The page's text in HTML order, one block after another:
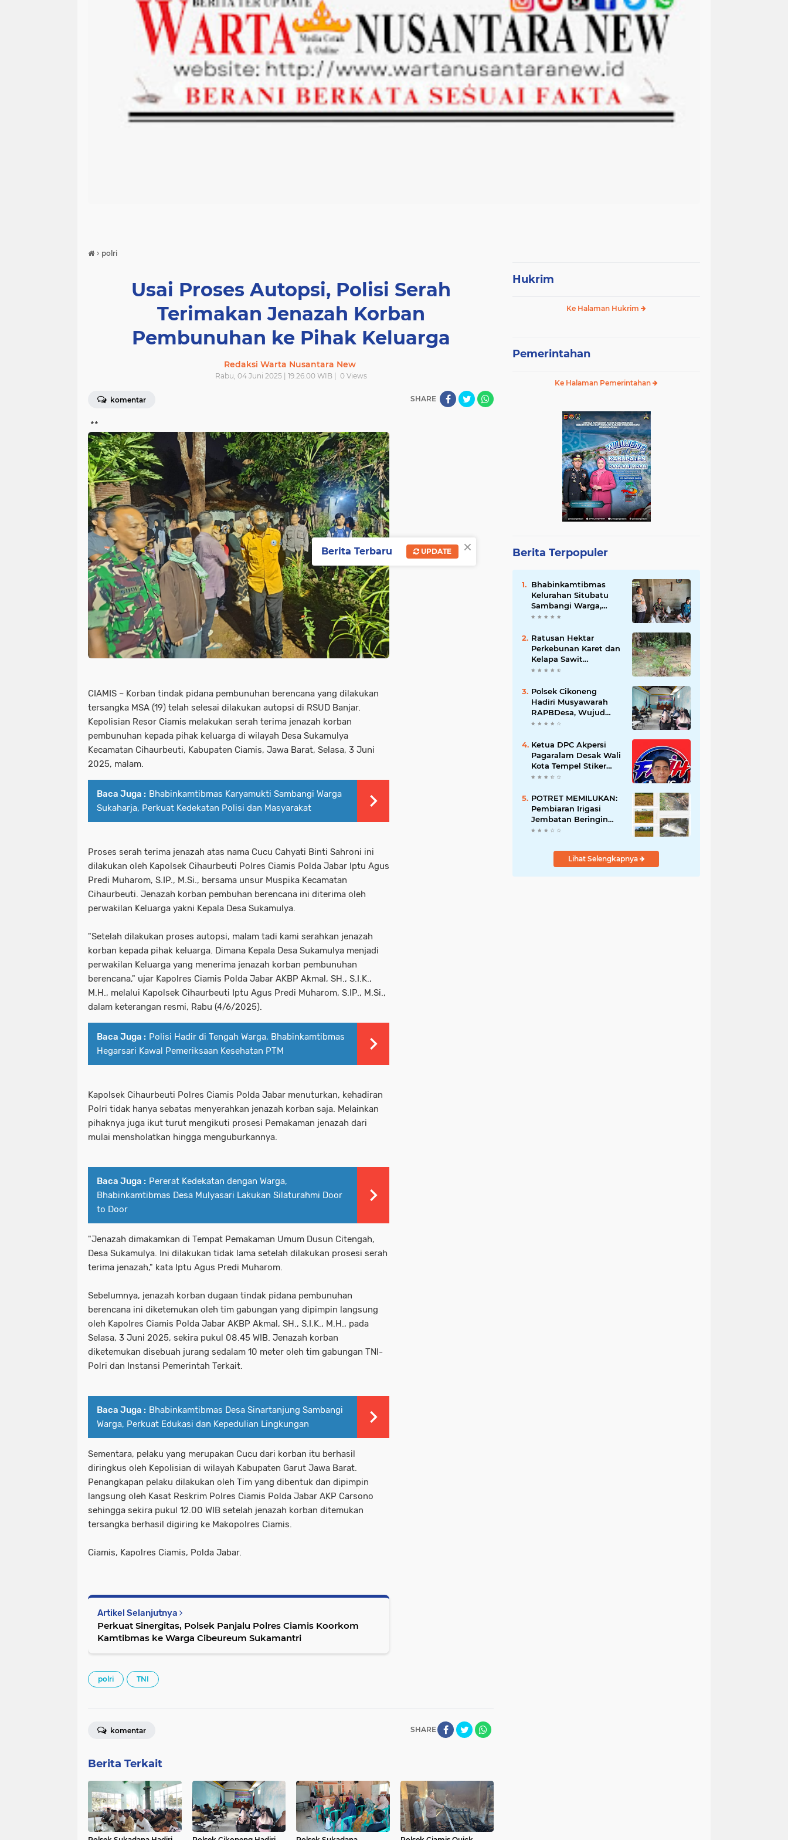
› polri
Usai Proses Autopsi, Polisi Serah
Terimakan Jenazah Korban
Pembunuhan ke Pihak Keluarga
Redaksi Warta Nusantara New
Rabu, 04 Juni 2025 | 19.26.00 WIB | 0Views
komentar SHARE
**
CIAMIS ~ Korban tindak pidana pembunuhan berencana yang dilakukan
tersangka MSA (19) telah selesai dilakukan autopsi di RSUD Banjar.
Kepolisian Resor Ciamis melakukan serah terima jenazah korban
pembunuhan kepada pihak keluarga di wilayah Desa Sukamulya
Kecamatan Cihaurbeuti, Kabupaten Ciamis, Jawa Barat, Selasa, 3 Juni
2025, malam.
Baca Juga : Bhabinkamtibmas Karyamukti Sambangi Warga
Sukaharja, Perkuat Kedekatan Polisi dan Masyarakat
Proses serah terima jenazah atas nama Cucu Cahyati Binti Sahroni ini
dilakukan oleh Kapolsek Cihaurbeuti Polres Ciamis Polda Jabar Iptu Agus
Predi Muharom, S.IP., M.Si., bersama unsur Muspika Kecamatan
Cihaurbeuti. Jenazah korban pembuhan berencana ini diterima oleh
perwakilan Keluarga yakni Kepala Desa Sukamulya.
"Setelah dilakukan proses autopsi, malam tadi kami serahkan jenazah
korban kepada pihak keluarga. Dimana Kepala Desa Sukamulya menjadi
perwakilan Keluarga yang menerima jenazah korban pembunuhan
berencana," ujar Kapolres Ciamis Polda Jabar AKBP Akmal, SH., S.I.K.,
M.H., melalui Kapolsek Cihaurbeuti Iptu Agus Predi Muharom, S.IP., M.Si.,
dalam keterangan resmi, Rabu (4/6/2025).
Baca Juga : Polisi Hadir di Tengah Warga, Bhabinkamtibmas
Hegarsari Kawal Pemeriksaan Kesehatan PTM
Kapolsek Cihaurbeuti Polres Ciamis Polda Jabar menuturkan, kehadiran
Polri tidak hanya sebatas menyerahkan jenazah korban saja. Melainkan
pihaknya juga ikut turut mengikuti prosesi Pemakaman jenazah dari
mulai mensholatkan hingga menguburkannya.
Baca Juga : Pererat Kedekatan dengan Warga,
Bhabinkamtibmas Desa Mulyasari Lakukan Silaturahmi Door
to Door
"Jenazah dimakamkan di Tempat Pemakaman Umum Dusun Citengah,
Desa Sukamulya. Ini dilakukan tidak lama setelah dilakukan prosesi serah
terima jenazah," kata Iptu Agus Predi Muharom.
Sebelumnya, jenazah korban dugaan tindak pidana pembunuhan
berencana ini diketemukan oleh tim gabungan yang dipimpin langsung
oleh Kapolres Ciamis Polda Jabar AKBP Akmal, SH., S.I.K., M.H., pada
Selasa, 3 Juni 2025, sekira pukul 08.45 WIB. Jenazah korban
diketemukan disebuah jurang sedalam 10 meter oleh tim gabungan TNI-
Polri dan Instansi Pemerintah Terkait.
Baca Juga : Bhabinkamtibmas Desa Sinartanjung Sambangi
Warga, Perkuat Edukasi dan Kepedulian Lingkungan
Sementara, pelaku yang merupakan Cucu dari korban itu berhasil
diringkus oleh Kepolisian di wilayah Kabupaten Garut Jawa Barat.
Penangkapan pelaku dilakukan oleh Tim yang dibentuk dan dipimpin
langsung oleh Kasat Reskrim Polres Ciamis Polda Jabar AKP Carsono
sehingga sekira pukul 12.00 WIB setelah jenazah korban ditemukan
tersangka berhasil digiring ke Makopolres Ciamis.
Ciamis, Kapolres Ciamis, Polda Jabar.
Artikel Selanjutnya
Perkuat Sinergitas, Polsek Panjalu Polres Ciamis Koorkom
Kamtibmas ke Warga Cibeureum Sukamantri
polri TNI
SHARE
komentar
Berita Terkait
Hukrim
Ke Halaman Hukrim
Pemerintahan
Ke Halaman Pemerintahan
Berita Terpopuler
Bhabinkamtibmas
Kelurahan Situbatu
Sambangi Warga,
Perkuat Silaturahmi
Wilayah
Ratusan Hektar
Perkebunan Karet dan
Kelapa Sawit
terendam banjir
Polsek Cikoneng
Hadiri Musyawarah
RAPBDesa, Wujud
Peran Polri Kawal
Kamtibmas Desa
Sindangkasih
Ketua DPC Akpersi
Pagaralam Desak Wali
Kota Tempel Stiker
‘Milik Pemerintah’ di
Penyalahgunaan Aset!
POTRET MEMILUKAN:
Pembiaran Irigasi
Jembatan Beringin
Pagar Alam Berujung
Lihat Selengkapnya
×
Berita Terbaru UPDATE